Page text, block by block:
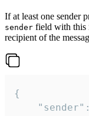
If at least one sender
sender field with this
recipient of the
{